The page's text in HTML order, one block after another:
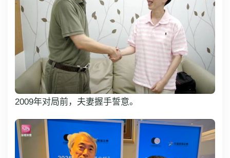
2009年对局前，夫妻握手誓意。